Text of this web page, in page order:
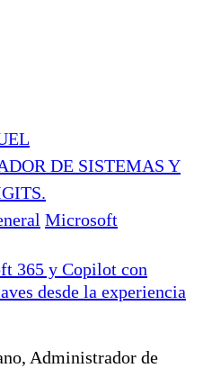
Microsoft
365 y Copilot con
desde la experiencia
Administrador de